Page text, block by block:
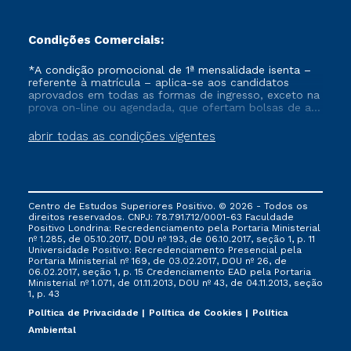
Condições Comerciais:
abrir todas as condições vigentes
*A condição promocional de 1ª mensalidade isenta –
referente à matrícula – aplica-se aos candidatos
aprovados em todas as formas de ingresso, exceto na
prova on-line ou agendada, que ofertam bolsas de até
vigente, que ainda não tenham efetivado e/ou não
tenham cancelado ou trancado sua matrícula em uma
via FIES, Prouni e outros programas governamentais, e
não se acumula com nenhuma outra campanha
ofertada pela Instituição.
Centro de Estudos Superiores Positivo. © 2026 - Todos os
direitos reservados. CNPJ: 78.791.712/0001-63 Faculdade
Positivo Londrina: Recredenciamento pela Portaria Ministerial
nº 1.285, de 05.10.2017, DOU nº 193, de 06.10.2017, seção 1, p. 11
Universidade Positivo: Recredenciamento Presencial ​pela
Portaria Ministerial nº 169, de 03.02.2017, DOU nº 26, de
06.02.2017, seção 1, p. 15 Credenciamento EAD pela Portaria
Ministerial nº 1.071, de 01.11.2013, DOU nº 43, de 04.11.2013, seção
1, p. 43
Política de Privacidade
Política de Cookies
Política
Ambiental